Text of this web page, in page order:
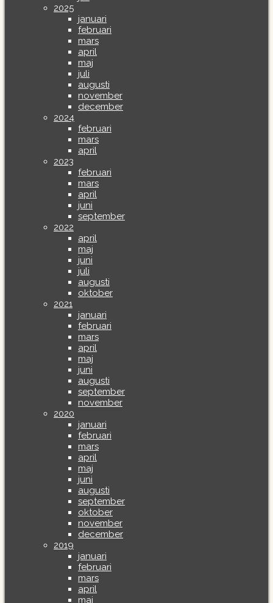
2025
januari
februari
mars
april
maj
juli
augusti
november
december
2024
februari
mars
april
2023
februari
mars
april
juni
september
2022
april
maj
juni
juli
augusti
oktober
2021
januari
februari
mars
april
maj
juni
augusti
september
november
2020
januari
februari
mars
april
maj
juni
augusti
september
oktober
november
december
2019
januari
februari
mars
april
maj